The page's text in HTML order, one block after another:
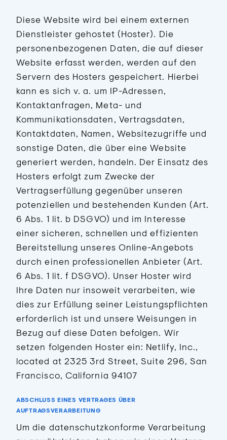
Diese Website wird bei einem externen
Dienstleister gehostet (Hoster). Die
personenbezogenen Daten, die auf dieser
Website erfasst werden, werden auf den
Servern des Hosters gespeichert. Hierbei
kann es sich v. a. um IP-Adressen,
Kontaktanfragen, Meta- und
Kommunikationsdaten, Vertragsdaten,
Kontaktdaten, Namen, Websitezugriffe und
sonstige Daten, die über eine Website
generiert werden, handeln. Der Einsatz des
Hosters erfolgt zum Zwecke der
Vertragserfüllung gegenüber unseren
potenziellen und bestehenden Kunden (Art.
6 Abs. 1 lit. b DSGVO) und im Interesse
einer sicheren, schnellen und effizienten
Bereitstellung unseres Online-Angebots
durch einen professionellen Anbieter (Art.
6 Abs. 1 lit. f DSGVO). Unser Hoster wird
Ihre Daten nur insoweit verarbeiten, wie
dies zur Erfüllung seiner Leistungspflichten
erforderlich ist und unsere Weisungen in
Bezug auf diese Daten befolgen. Wir
setzen folgenden Hoster ein: Netlify, Inc.,
located at 2325 3rd Street, Suite 296, San
Francisco, California 94107
ABSCHLUSS EINES VERTRAGES ÜBER
AUFTRAGSVERARBEITUNG
Um die datenschutzkonforme Verarbeitung